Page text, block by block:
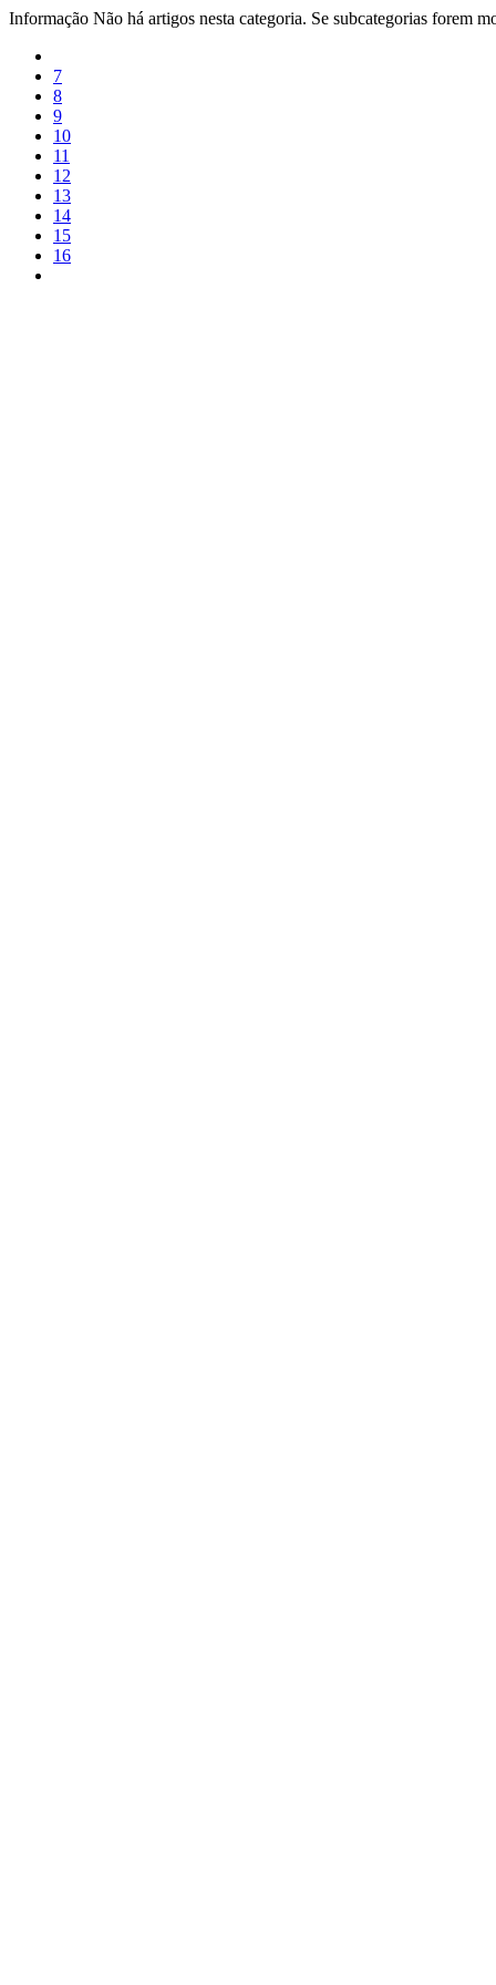
Informação Não há artigos nesta categoria. Se subcategorias forem
7
8
9
10
11
12
13
14
15
16